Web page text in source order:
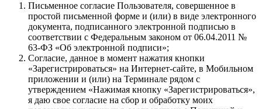
Письменное согласие Пользователя, совершенное в
простой письменной форме и (или) в виде электронного
документа, подписанного электронной подписью в
соответствии с Федеральным законом от 06.04.2011 №
63-ФЗ «Об электронной подписи»;
Согласие, данное в момент нажатия кнопки
«Зарегистрироваться» на Интернет-сайте, в Мобильном
приложении и (или) на Терминале рядом с
утверждением «Нажимая кнопку «Зарегистрироваться»,
я даю свое согласие на сбор и обработку моих